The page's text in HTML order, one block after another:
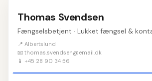
Thomas Svendsen
Fængselsbetjent · Lukket fængsel &
📍 Albertslund
📧 thomas.svendsen@email.dk
📱 +45 28 90 34 56